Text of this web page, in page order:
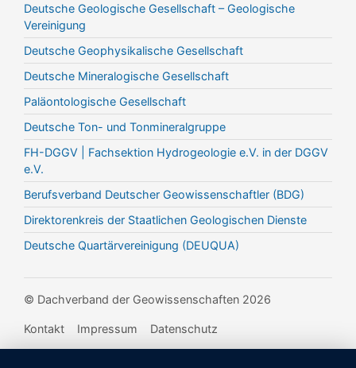
Deutsche Geologische Gesellschaft – Geologische
Vereinigung
Deutsche Geophysikalische Gesellschaft
Deutsche Mineralogische Gesellschaft
Paläontologische Gesellschaft
Deutsche Ton- und Tonmineralgruppe
FH-DGGV | Fachsektion Hydrogeologie e.V. in der DGGV
e.V.
Berufsverband Deutscher Geowissenschaftler (BDG)
Direktorenkreis der Staatlichen Geologischen Dienste
Deutsche Quartärvereinigung (DEUQUA)
© Dachverband der Geowissenschaften 2026
Kontakt Impressum Datenschutz